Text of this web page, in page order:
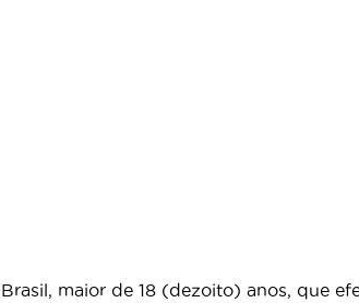
maior de 18 (dezoito) anos, que